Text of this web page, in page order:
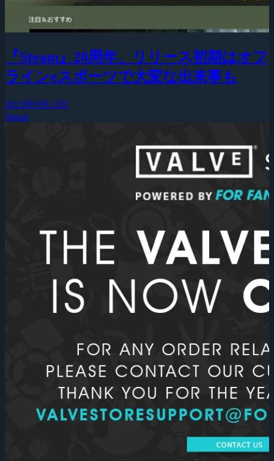
『Steam』20周年、リリース初期はオフ
ラインeスポーツで大変な出来事も
2023年9月13日
Steam